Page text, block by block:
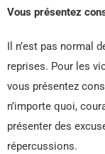
Vous présentez
Il n’est pas normal
reprises. Pour les
vous présentez
n’importe quoi,
présenter des
répercussions.